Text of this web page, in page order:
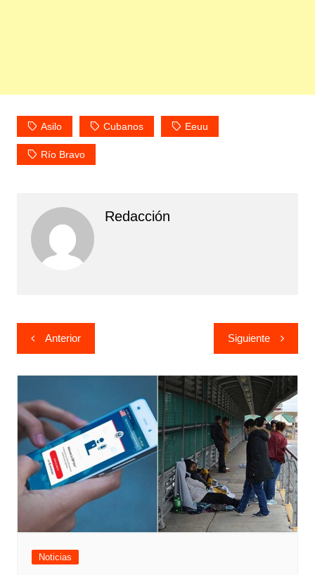
Asilo Cubanos Eeuu
Río Bravo
Redacción
Navegación
de
entradas
Anterior Siguiente
Noticias